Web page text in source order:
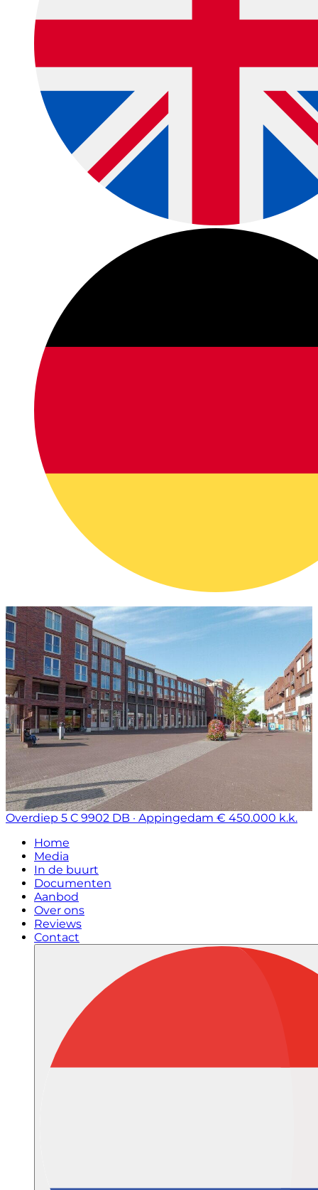
Overdiep 5 C 9902 DB · Appingedam € 450.000 k.k.
Home
Media
In de buurt
Documenten
Aanbod
Over ons
Reviews
Contact